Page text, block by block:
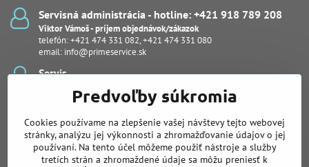
Servisná administrácia - hotline: +421 918 789 208
Viktor Vámoš - príjem objednávok/zákazok
telefón:+421 474 331 082,+421 474 331 080
email: info@primeservice.sk
Servis
Ján Šuľan - vedúci servisného oddelenia
Kevin Bodor
Peter Protuš, Michal Fekiač (notebooky, dash kamery)
Juraj Kučera
Pobočka pre Východné Slovensko
Predvoľby súkromia
Cookies používame na zlepšenie vašej návštevy tejto webovej
stránky, analýzu jej výkonnosti a zhromažďovanie údajov o jej
používaní. Na tento účel môžeme použiť nástroje a služby
tretích strán a zhromaždené údaje sa môžu preniesť k